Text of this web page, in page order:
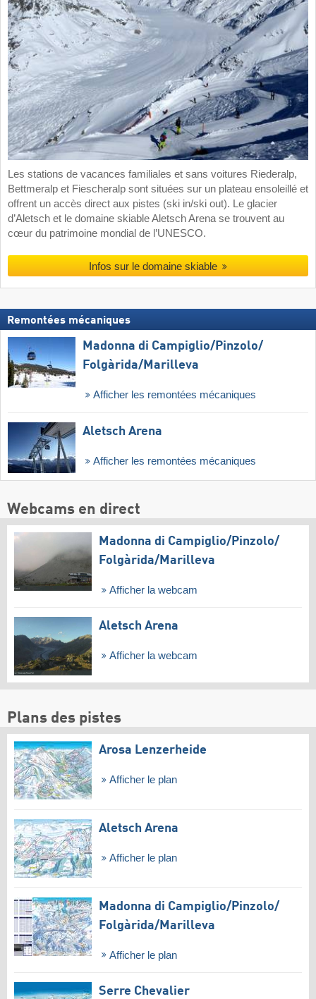
Les stations de vacances familiales et sans voitures Riederalp,
Bettmeralp et Fiescheralp sont situées sur un plateau ensoleillé et
offrent un accès direct aux pistes (ski in/ski out). Le glacier
d’Aletsch et le domaine skiable Aletsch Arena se trouvent au
cœur du patrimoine mondial de l’UNESCO.
Infos sur le domaine skiable
Remontées mécaniques
Madonna di Campiglio/​Pinzolo/​
Folgàrida/​Marilleva
Afficher les remontées mécaniques
Aletsch Arena
Afficher les remontées mécaniques
Webcams en direct
Madonna di Campiglio/​Pinzolo/​
Folgàrida/​Marilleva
Afficher la webcam
Aletsch Arena
Afficher la webcam
Plans des pistes
Arosa Lenzerheide
Afficher le plan
Aletsch Arena
Afficher le plan
Madonna di Campiglio/​Pinzolo/​
Folgàrida/​Marilleva
Afficher le plan
Serre Chevalier